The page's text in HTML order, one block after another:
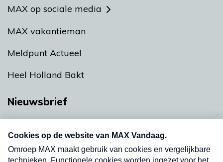
MAX op sociale media
MAX vakantieman
Meldpunt Actueel
Heel Holland Bakt
Nieuwsbrief
nieuwsbrief. Elke vrijdag- en dinsdagochtend in
uw mailbox.